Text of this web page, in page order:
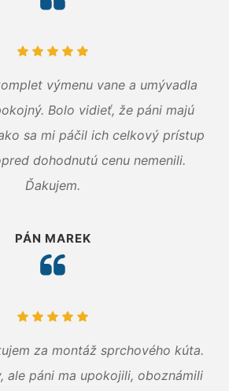
výmenu vane a umývadla
Bolo vidieť, že páni majú
sa mi páčil ich celkový prístup
dohodnutú cenu nemenili.
Ďakujem.
PÁN MAREK
za montáž sprchového kúta.
ale páni ma upokojili, oboznámili